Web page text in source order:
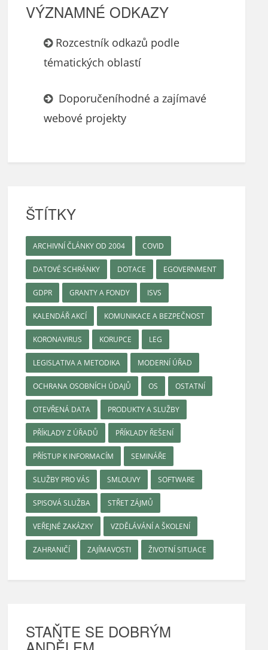
VÝZNAMNÉ ODKAZY
Rozcestník odkazů podle
tématických oblastí
Doporučeníhodné a zajímavé
webové projekty
ŠTÍTKY
ARCHIVNÍ ČLÁNKY OD 2004 COVID
DATOVÉ SCHRÁNKY DOTACE EGOVERNMENT
GDPR GRANTY A FONDY ISVS
KALENDÁŘ AKCÍ KOMUNIKACE A BEZPEČNOST
KORONAVIRUS KORUPCE LEG
LEGISLATIVA A METODIKA MODERNÍ ÚŘAD
OCHRANA OSOBNÍCH ÚDAJŮ OS OSTATNÍ
OTEVŘENÁ DATA PRODUKTY A SLUŽBY
PŘÍKLADY Z ÚŘADŮ PŘÍKLADY ŘEŠENÍ
PŘÍSTUP K INFORMACÍM SEMINÁŘE
SLUŽBY PRO VÁS SMLOUVY SOFTWARE
SPISOVÁ SLUŽBA STŘET ZÁJMŮ
VEŘEJNÉ ZAKÁZKY VZDĚLÁVÁNÍ A ŠKOLENÍ
ZAHRANIČÍ ZAJÍMAVOSTI ŽIVOTNÍ SITUACE
STAŇTE SE DOBRÝM